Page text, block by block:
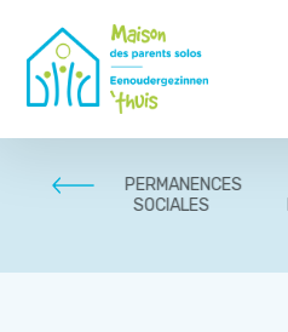
PERMANENCES
SOCIALES